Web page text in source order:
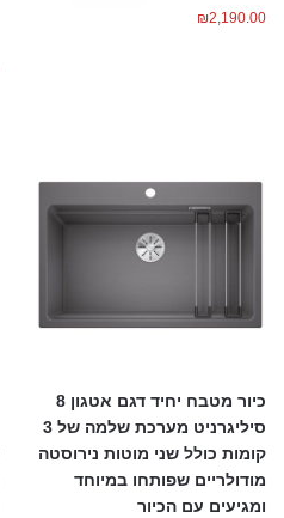
₪2,190.00
כיור מטבח יחיד דגם אטגון 8
סיליגרניט מערכת שלמה של 3
קומות כולל שני מוטות נירוסטה
מודולריים שפותחו במיוחד
ומגיעים עם הכיור